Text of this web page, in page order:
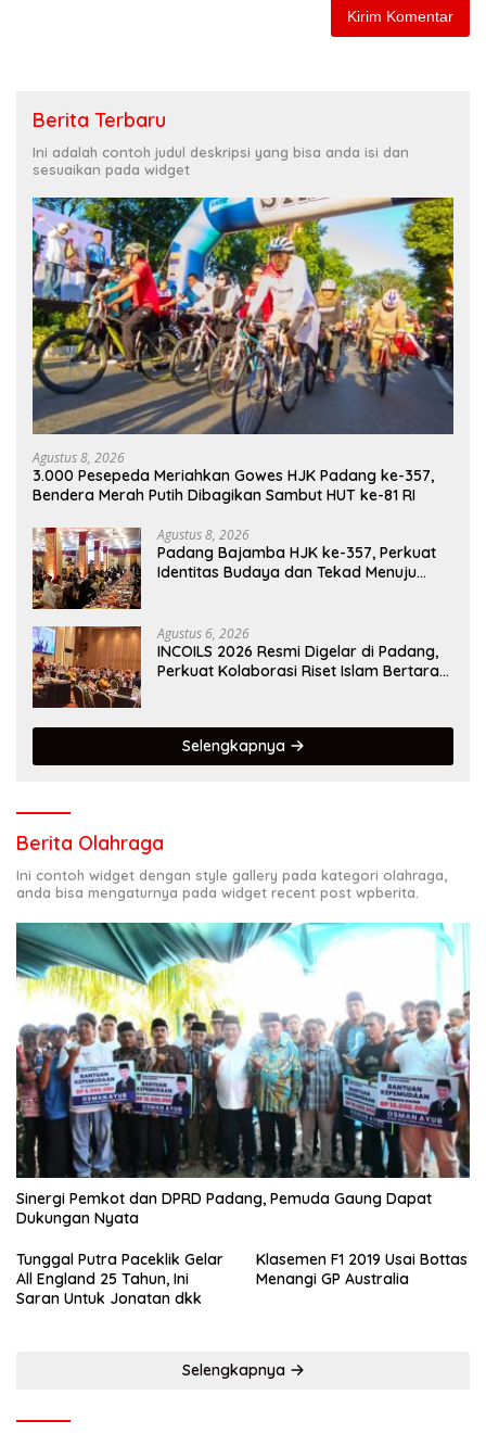
Berita Terbaru
Ini adalah contoh judul deskripsi yang bisa anda isi dan
sesuaikan pada widget
Agustus 8, 2026
3.000 Pesepeda Meriahkan Gowes HJK Padang ke-357,
Bendera Merah Putih Dibagikan Sambut HUT ke-81 RI
Agustus 8, 2026
Padang Bajamba HJK ke-357, Perkuat
Identitas Budaya dan Tekad Menuju
Agustus 6, 2026
INCOILS 2026 Resmi Digelar di Padang,
Perkuat Kolaborasi Riset Islam Bertaraf
Selengkapnya
Berita Olahraga
Ini contoh widget dengan style gallery pada kategori olahraga,
anda bisa mengaturnya pada widget recent post wpberita.
Sinergi Pemkot dan DPRD Padang, Pemuda Gaung Dapat
Dukungan Nyata
Tunggal Putra Paceklik Gelar
All England 25 Tahun, Ini
Saran Untuk Jonatan dkk
Klasemen F1 2019 Usai Bottas
Menangi GP Australia
Selengkapnya